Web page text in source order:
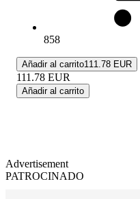
858
Añadir al carrito111.78 EUR
111.78 EUR
Añadir al carrito
Advertisement
PATROCINADO